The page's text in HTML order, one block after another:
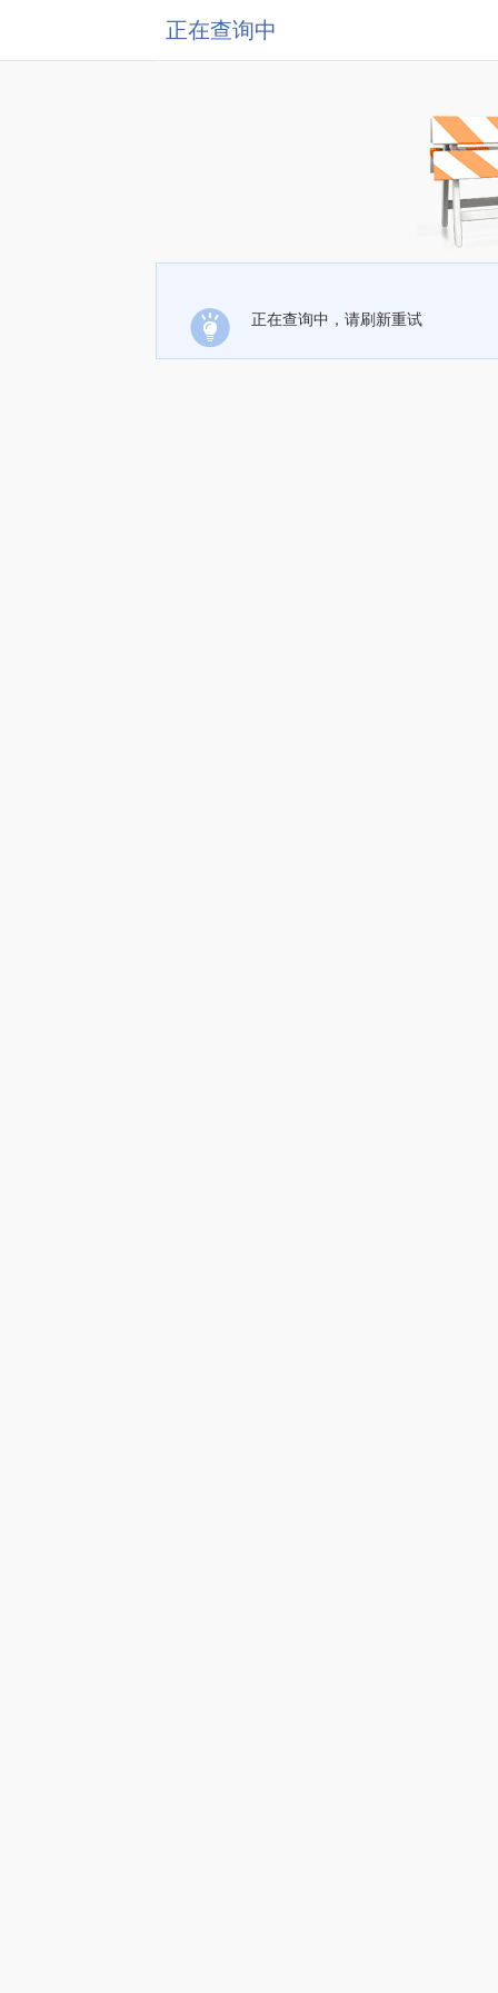
正在查询中
正在查询中，请刷新重试